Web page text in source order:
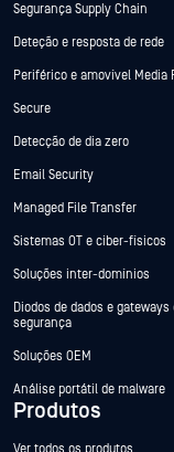
Segurança Supply Chain
Deteção e resposta de rede
Periférico e amovível Media
Secure
Detecção de dia zero
Email Security
Managed File Transfer
Sistemas OT e ciber-físicos
Soluções inter-domínios
Diodos de dados e gateways
segurança
Soluções OEM
Análise portátil de malware
Produtos